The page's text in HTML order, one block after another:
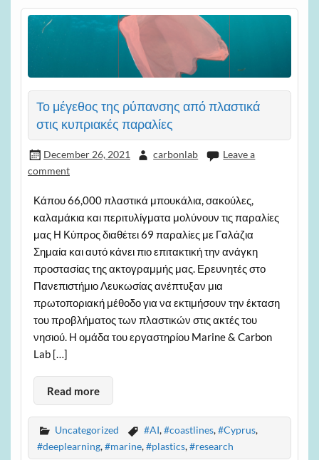
Το μέγεθος της ρύπανσης από πλαστικά
στις κυπριακές παραλίες
December 26, 2021 carbonlab
Leave a
comment
Κάπου 66,000 πλαστικά μπουκάλια, σακούλες,
καλαμάκια και περιτυλίγματα μολύνουν τις παραλίες
μας Η Κύπρος διαθέτει 69 παραλίες με Γαλάζια
Σημαία και αυτό κάνει πιο επιτακτική την ανάγκη
προστασίας της ακτογραμμής μας. Ερευνητές στο
Πανεπιστήμιο Λευκωσίας ανέπτυξαν μια
πρωτοποριακή μέθοδο για να εκτιμήσουν την έκταση
του προβλήματος των πλαστικών στις ακτές του
νησιού. Η ομάδα του εργαστηρίου Marine & Carbon
Lab […]
Read more
Uncategorized #AI,#coastlines,#Cyprus,
#deeplearning,#marine,#plastics,#research